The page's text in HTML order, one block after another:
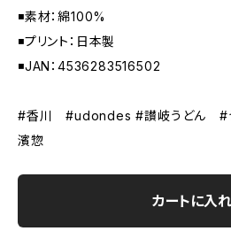
◾️素材：綿100%
◾️プリント：日本製
◾️JAN：4536283516502
#香川 #udondes #讃岐うどん #
濱惣
カートに入